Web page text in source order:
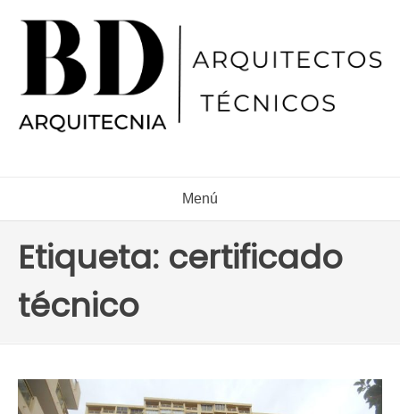
contenido
Menú
Etiqueta: certificado
técnico